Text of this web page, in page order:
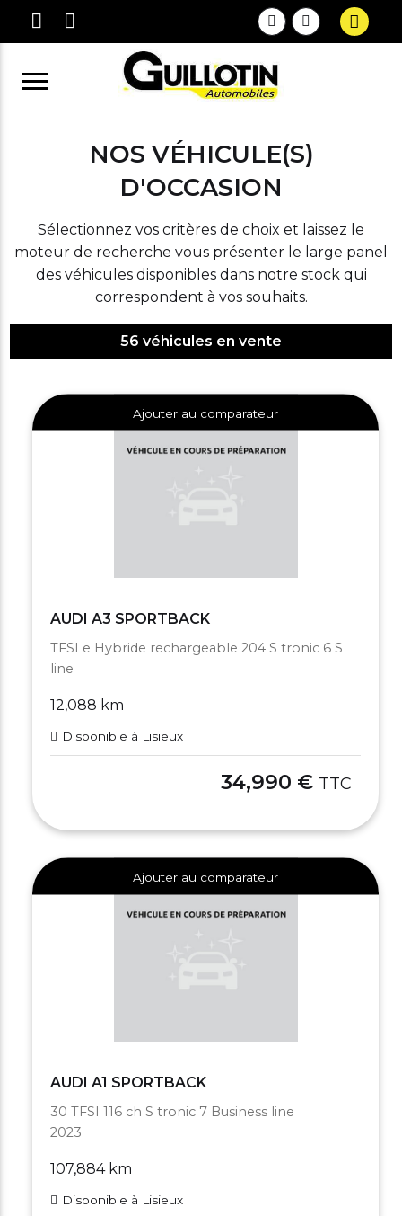
NOS VÉHICULE(S)
D'OCCASION
Sélectionnez vos critères de choix et laissez le
moteur de recherche vous présenter le large panel
des véhicules disponibles dans notre stock qui
correspondent à vos souhaits.
56 véhicules en vente
Ajouter au comparateur
AUDI A3 SPORTBACK
TFSI e Hybride rechargeable 204 S tronic 6 S
line
12,088 km
Disponible à Lisieux
34,990 € TTC
Ajouter au comparateur
AUDI A1 SPORTBACK
30 TFSI 116 ch S tronic 7 Business line
2023
107,884 km
Disponible à Lisieux